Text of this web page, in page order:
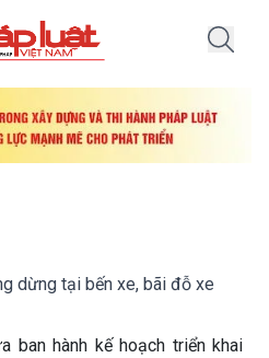
dừng tại bến xe, bãi đỗ xe
ban hành kế hoạch triển khai